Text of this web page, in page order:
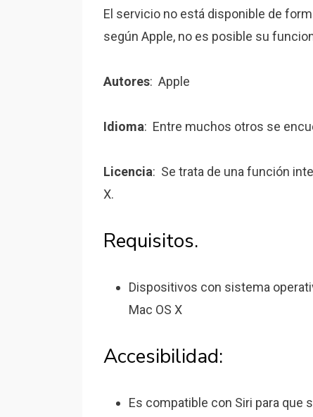
El servicio no está disponible de
según Apple, no es posible su
Autores: Apple
Idioma: Entre muchos otros se
Licencia: Se trata de una función
X.
Requisitos.
Dispositivos con sistema
Mac OS X
Accesibilidad:
Es compatible con Siri para que